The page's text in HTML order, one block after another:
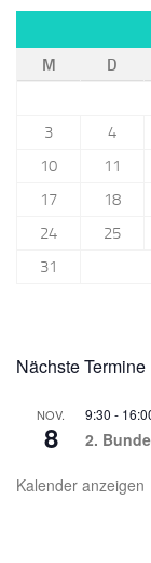
M
D
3
4
10
11
17
18
24
25
31
Nächste Termine
NOV.
8
9:30 -
2.
Kalender anzeigen